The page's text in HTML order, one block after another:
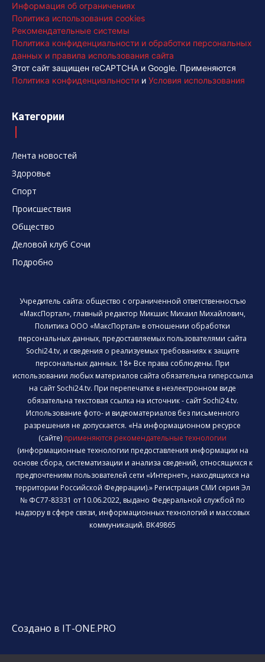
Информация об ограничениях
Политика использования cookies
Рекомендательные системы
Политика конфиденциальности и обработки персональных
данных и правила использования сайта
Этот сайт защищен reCAPTCHA и Google. Применяются
Политика конфиденциальности и Условия использования
Категории
Лента новостей
Здоровье
Спорт
Происшествия
Общество
Деловой клуб Сочи
Подробно
Учредитель сайта: общество с ограниченной ответственностью
«МаксПортал», главный редактор Микшис Михаил Михайлович,
Политика ООО «МаксПортал» в отношении обработки
персональных данных, предоставляемых пользователями сайта
Sochi24.tv, и сведения о реализуемых требованиях к защите
персональных данных. 18+ Все права соблюдены. При
использовании любых материалов сайта обязательна гиперссылка
на сайт Sochi24.tv. При перепечатке в неэлектронном виде
обязательна текстовая ссылка на источник - сайт Sochi24.tv.
Использование фото- и видеоматериалов без письменного
разрешения не допускается. «На информационном ресурсе
(сайте) применяются рекомендательные технологии
(информационные технологии предоставления информации на
основе сбора, систематизации и анализа сведений, относящихся к
предпочтениям пользователей сети «Интернет», находящихся на
территории Российской Федерации).» Регистрация СМИ серия Эл
№ ФС77-83331 от 10.06.2022, выдано Федеральной службой по
надзору в сфере связи, информационных технологий и массовых
коммуникаций. ВК49865
Создано в IT-ONE.PRO